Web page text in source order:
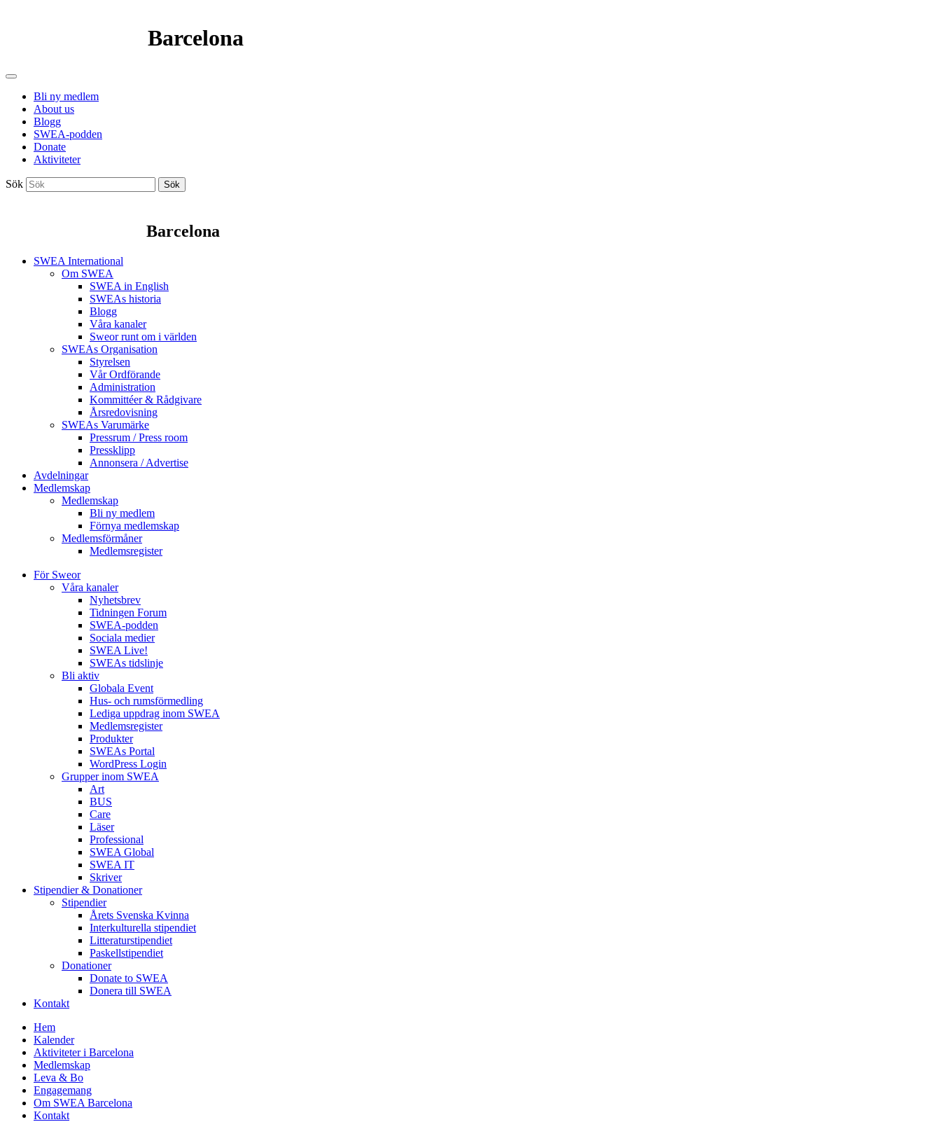
Barcelona
Bli ny medlem
About us
Blogg
SWEA-podden
Donate
Aktiviteter
Sök Sök
Barcelona
SWEA International
Om SWEA
SWEA in English
SWEAs historia
Blogg
Våra kanaler
Sweor runt om i världen
SWEAs Organisation
Styrelsen
Vår Ordförande
Administration
Kommittéer & Rådgivare
Årsredovisning
SWEAs Varumärke
Pressrum / Press room
Pressklipp
Annonsera / Advertise
Avdelningar
Medlemskap
Medlemskap
Bli ny medlem
Förnya medlemskap
Medlemsförmåner
Medlemsregister
För Sweor
Våra kanaler
Nyhetsbrev
Tidningen Forum
SWEA-podden
Sociala medier
SWEA Live!
SWEAs tidslinje
Bli aktiv
Globala Event
Hus- och rumsförmedling
Lediga uppdrag inom SWEA
Medlemsregister
Produkter
SWEAs Portal
WordPress Login
Grupper inom SWEA
Art
BUS
Care
Läser
Professional
SWEA Global
SWEA IT
Skriver
Stipendier & Donationer
Stipendier
Årets Svenska Kvinna
Interkulturella stipendiet
Litteraturstipendiet
Paskellstipendiet
Donationer
Donate to SWEA
Donera till SWEA
Kontakt
Hem
Kalender
Aktiviteter i Barcelona
Medlemskap
Leva & Bo
Engagemang
Om SWEA Barcelona
Kontakt